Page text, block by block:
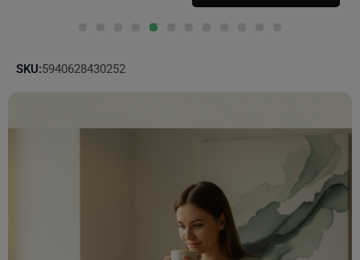
SKU:5940628430252